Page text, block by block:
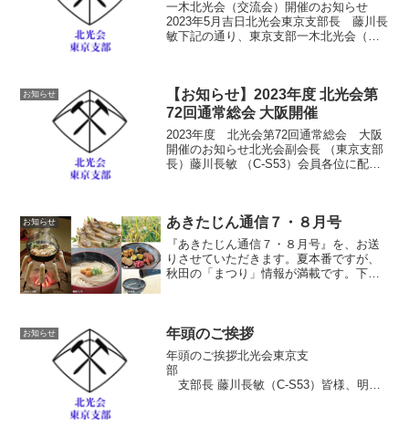
一木北光会（交流会）開催のお知らせ
2023年5月吉日北光会東京支部長 藤川長
敏下記の通り、東京支部一木北光会（交
15:00 （...
お知らせ
【お知らせ】2023年度 北光会第
72回通常総会 大阪開催
2023年度 北光会第72回通常総会 大阪
開催のお知らせ北光会副会長 （東京支部
長）藤川長敏 （C-S53）会員各位に配送
72...
お知らせ あきたじん通信７・８月号
『あきたじん通信７・８月号』を、お送
りさせていただきます。夏本番ですが、
秋田の「まつり」情報が満載です。下記
お知らせ 年頭のご挨拶
年頭のご挨拶北光会東京支
部
支部長 藤川長敏（C-S53）皆様、明け